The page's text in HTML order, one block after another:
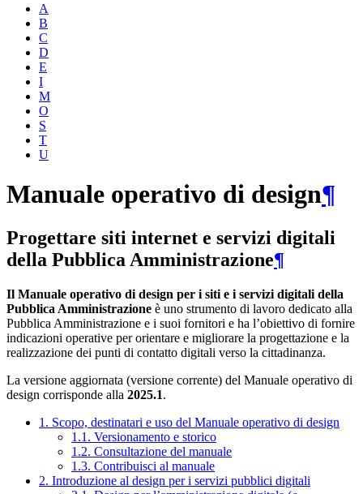
A
B
C
D
E
I
M
O
S
T
U
Manuale operativo di design¶
Progettare siti internet e servizi digitali
della Pubblica Amministrazione¶
Il Manuale operativo di design per i siti e i servizi digitali della
Pubblica Amministrazione è uno strumento di lavoro dedicato alla
Pubblica Amministrazione e i suoi fornitori e ha l’obiettivo di fornire
indicazioni operative per orientare e migliorare la progettazione e la
realizzazione dei punti di contatto digitali verso la cittadinanza.
La versione aggiornata (versione corrente) del Manuale operativo di
design corrisponde alla 2025.1.
1. Scopo, destinatari e uso del Manuale operativo di design
1.1. Versionamento e storico
1.2. Consultazione del manuale
1.3. Contribuisci al manuale
2. Introduzione al design per i servizi pubblici digitali